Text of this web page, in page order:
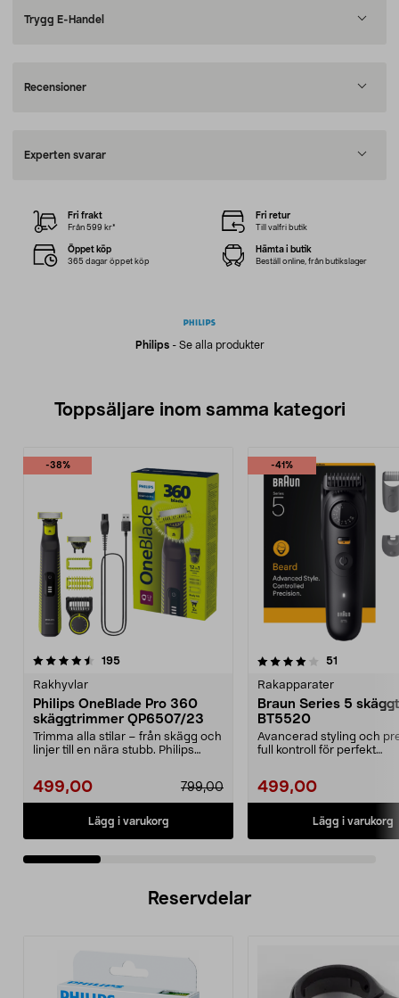
Trygg E-Handel
Recensioner
Experten svarar
Philips- Se alla produkter
Fri frakt
Från 599 kr*
Fri retur
Till valfri butik
Öppet köp
365 dagar öppet köp
Hämta i butik
Beställ online, från butikslager
Toppsäljare inom samma kategori
-38%
195recensioner
Rakhyvlar
Philips OneBlade Pro 360
skäggtrimmer QP6507/23
Trimma alla stilar – från skägg och
linjer till en nära stubb. Philips
499,00 799,00
Lägg i varukorg
-41%
4.0 av 5 stjärnor 51
Rakapparater
Braun Series 5
BT5520
Avancerad styling och
full kontroll för perfekt
499,00
Lägg i varukorg
4.0 av 5 stjärnor
Reservdelar